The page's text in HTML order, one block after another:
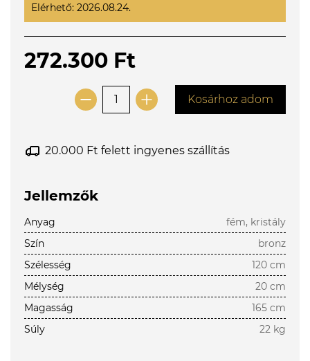
Elérhető: 2026.08.24.
272.300 Ft
Kosárhoz adom
20.000 Ft felett ingyenes szállítás
Jellemzők
Anyag
fém, kristály
Szín
bronz
Szélesség
120 cm
Mélység
20 cm
Magasság
165 cm
Súly
22 kg